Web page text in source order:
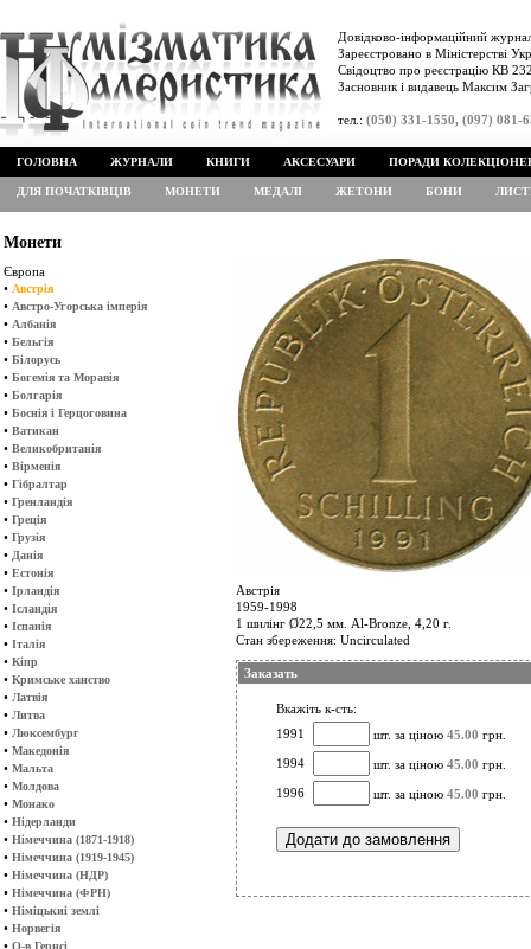
Довідково-інформаційний
Зареєстровано в Міністерстві
Свідоцтво про реєстрацію КВ
Засновник і видавець Максим
тел.: (050) 331-1550, (097) 081-
ГОЛОВНА ЖУРНАЛИ КНИГИ АКСЕСУАРИ ПОРАДИ
ДЛЯ ПОЧАТКІВЦІВ МОНЕТИ МЕДАЛІ ЖЕТОНИ БОНИ
Монети
Європа
• Австрія
• Австро-Угорська імперія
• Албанія
• Бельгія
• Білорусь
• Богемія та Моравія
• Болгарія
• Боснія і Герцоговина
• Ватикан
• Великобританія
• Вірменія
• Гібралтар
• Гренландія
• Греція
• Грузія
• Данія
• Естонія
• Ірландія
• Ісландія
• Іспанія
• Італія
• Кіпр
• Кримське ханство
• Латвія
• Литва
• Люксембург
• Македонія
• Мальта
• Молдова
• Монако
• Нідерланди
• Німеччина (1871-1918)
• Німеччина (1919-1945)
• Німеччина (НДР)
• Німеччина (ФРН)
• Німіцькиі землі
• Норвегія
• О-в Гернсі
Австрія
1959-1998
1 шилінг Ø22,5 мм. Al-Bronze, 4,20 г.
Стан збереження: Uncirculated
Заказать
Вкажіть к-сть:
1991
шт. за ціною 45.00 грн.
1994
шт. за ціною 45.00 грн.
1996
шт. за ціною 45.00 грн.